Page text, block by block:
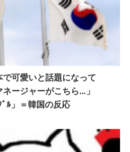
可愛いと話題になって
ージャーがこちら…」
ﾙ」＝韓国の反応